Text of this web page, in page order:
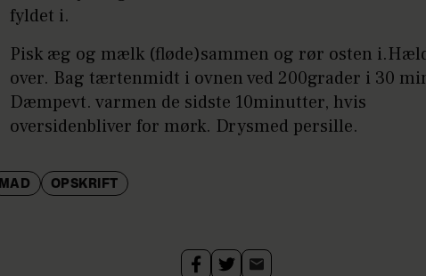
fyldet i.
Pisk æg og mælk (fløde)sammen og rør osten
over. Bag tærtenmidt i ovnen ved 200grader i 30
Dæmpevt. varmen de sidste 10minutter, hvis
oversidenbliver for mørk. Drysmed persille.
MAD OPSKRIFT